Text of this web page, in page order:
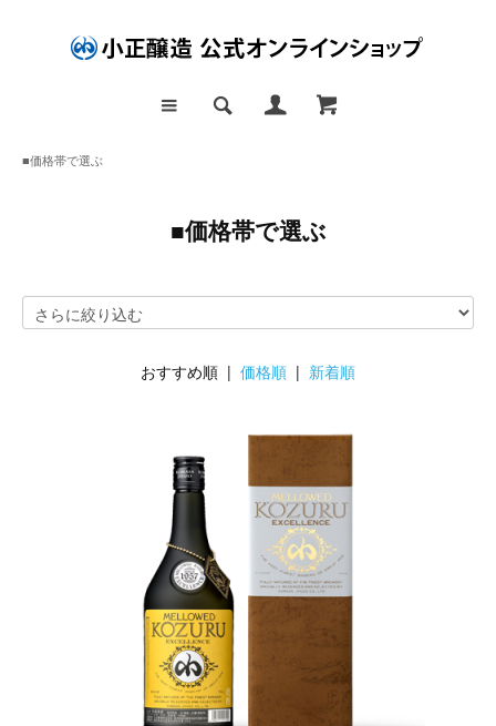
■価格帯で選ぶ
■価格帯で選ぶ
おすすめ順 | 価格順 | 新着順